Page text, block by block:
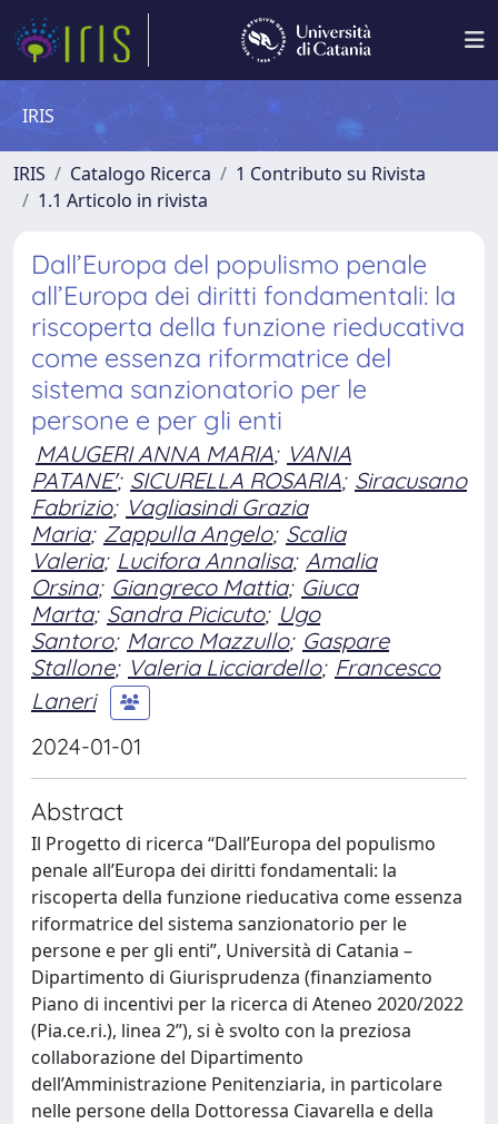
IRIS
IRIS Catalogo Ricerca
1 Contributo su Rivista
1.1 Articolo in rivista
Dall’Europa del populismo penale
all’Europa dei diritti fondamentali: la
riscoperta della funzione rieducativa
come essenza riformatrice del
sistema sanzionatorio per le
persone e per gli enti
MAUGERI ANNA MARIA; VANIA
PATANE'; SICURELLA ROSARIA; Siracusano
Fabrizio; Vagliasindi Grazia
Maria; Zappulla Angelo; Scalia
Valeria; Lucifora Annalisa; Amalia
Orsina; Giangreco Mattia; Giuca
Marta; Sandra Picicuto; Ugo
Santoro; Marco Mazzullo; Gaspare
Stallone; Valeria Licciardello; Francesco
Laneri
2024-01-01
Abstract
Il Progetto di ricerca “Dall’Europa del populismo
penale all’Europa dei diritti fondamentali: la
riscoperta della funzione rieducativa come essenza
riformatrice del sistema sanzionatorio per le
persone e per gli enti”, Università di Catania –
Dipartimento di Giurisprudenza (finanziamento
Piano di incentivi per la ricerca di Ateneo 2020/2022
(Pia.ce.ri.), linea 2”), si è svolto con la preziosa
collaborazione del Dipartimento
dell’Amministrazione Penitenziaria, in particolare
nelle persone della Dottoressa Ciavarella e della